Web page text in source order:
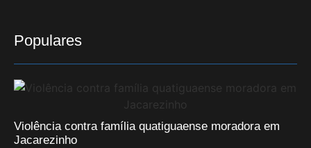
Populares
Violência contra família quatiguaense moradora em
Jacarezinho